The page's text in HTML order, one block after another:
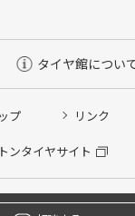
タイヤ館につい
プ リンク
ンタイヤサイト
替え/オイル交換/そ